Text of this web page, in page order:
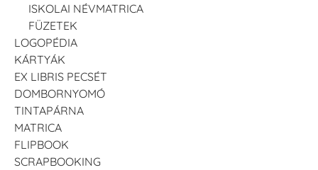
ISKOLAI NÉVMATRICA
FÜZETEK
LOGOPÉDIA
KÁRTYÁK
EX LIBRIS PECSÉT
DOMBORNYOMÓ
TINTAPÁRNA
MATRICA
FLIPBOOK
SCRAPBOOKING